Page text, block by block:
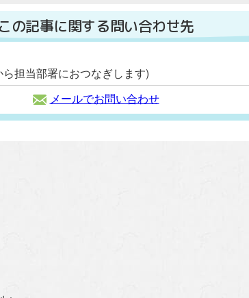
の記事に関する問い合わせ先
ら担当部署におつなぎします)
メールでお問い合わせ